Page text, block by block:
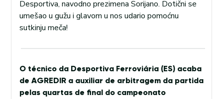
Desportiva, navodno prezimena Sorijano. Dotični se
umešao u gužu i glavom u nos udario pomoćnu
sutkinju meča!
O técnico da Desportiva Ferroviária (ES) acaba
de AGREDIR a auxiliar de arbitragem da partida
pelas quartas de final do campeonato